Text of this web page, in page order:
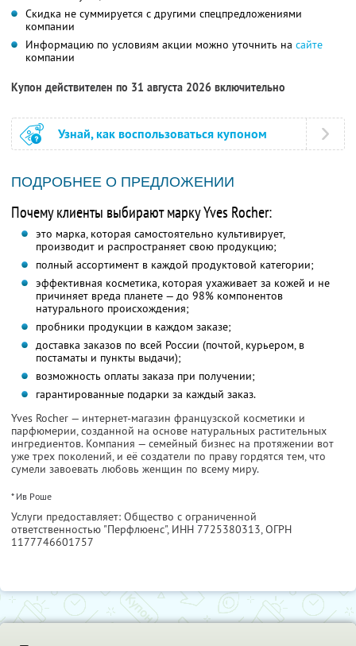
Скидка не суммируется с другими спецпредложениями
компании
Информацию по условиям акции можно уточнить на сайте
компании
Купон действителен по 31 августа 2026 включительно
Узнай, как воспользоваться купоном
ПОДРОБНЕЕ О ПРЕДЛОЖЕНИИ
Почему клиенты выбирают марку Yves Rocher:
это марка, которая самостоятельно культивирует,
производит и распространяет свою продукцию;
полный ассортимент в каждой продуктовой категории;
эффективная косметика, которая ухаживает за кожей и не
причиняет вреда планете — до 98% компонентов
натурального происхождения;
пробники продукции в каждом заказе;
доставка заказов по всей России (почтой, курьером, в
постаматы и пункты выдачи);
возможность оплаты заказа при получении;
гарантированные подарки за каждый заказ.
Yves Rocher — интернет-магазин французской косметики и
парфюмерии, созданной на основе натуральных растительных
ингредиентов. Компания — семейный бизнес на протяжении вот
уже трех поколений, и её создатели по праву гордятся тем, что
сумели завоевать любовь женщин по всему миру.
* Ив Роше
Услуги предоставляет: Общество с ограниченной
ответственностью "Перфлюенс", ИНН 7725380313, ОГРН
1177746601757